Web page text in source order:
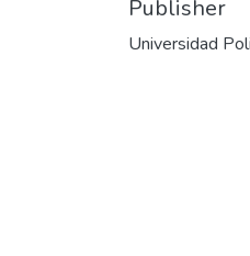
Publisher
Universidad